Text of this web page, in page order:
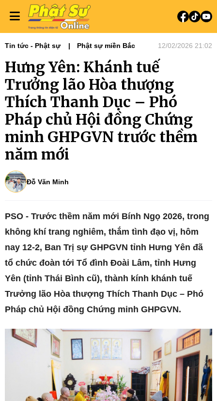
Tin tức - Phật sự Phật sự miền Bắc 12/02/2026 21:02
Hưng Yên: Khánh tuế
Trưởng lão Hòa thượng
Thích Thanh Dục – Phó
Pháp chủ Hội đồng Chứng
minh GHPGVN trước thềm
năm mới
Đỗ Văn Minh
PSO - Trước thềm năm mới Bính Ngọ 2026, trong
không khí trang nghiêm, thắm tình đạo vị, hôm
nay 12-2, Ban Trị sự GHPGVN tỉnh Hưng Yên đã
tổ chức đoàn tới Tổ đình Đoài Lâm, tỉnh Hưng
Yên (tỉnh Thái Bình cũ), thành kính khánh tuế
Trưởng lão Hòa thượng Thích Thanh Dục – Phó
Pháp chủ Hội đồng Chứng minh GHPGVN.